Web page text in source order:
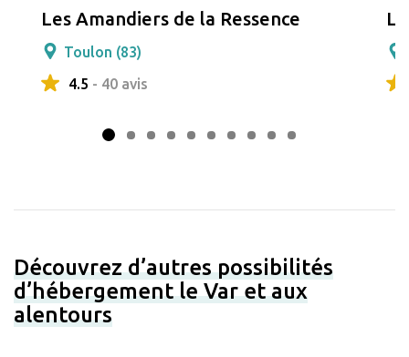
Les Amandiers de la Ressence
Toulon (83)
4.5 - 40 avis
Découvrez d’autres possibilités
d’hébergement le Var et aux
alentours